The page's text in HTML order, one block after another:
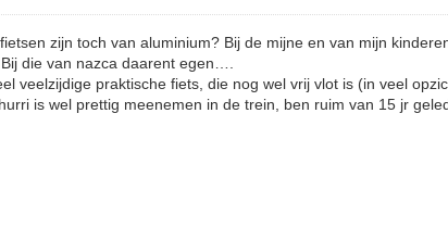
zijn toch van aluminium? Bij de mijne en van mijn
die van nazca daarent egen….
veelzijdige praktische fiets, die nog wel vrij vlot is (in veel
is wel prettig meenemen in de trein, ben ruim van 15 jr